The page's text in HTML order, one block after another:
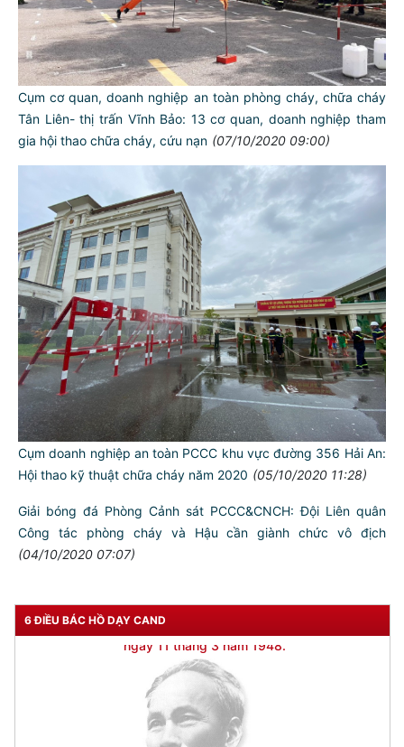
Cụm cơ quan, doanh nghiệp an toàn phòng cháy, chữa cháy
Tân Liên- thị trấn Vĩnh Bảo: 13 cơ quan, doanh nghiệp tham
gia hội thao chữa cháy, cứu nạn (07/10/2020 09:00)
Cụm doanh nghiệp an toàn PCCC khu vực đường 356 Hải An:
Hội thao kỹ thuật chữa cháy năm 2020 (05/10/2020 11:28)
Giải bóng đá Phòng Cảnh sát PCCC&CNCH: Đội Liên quân
Công tác phòng cháy và Hậu cần giành chức vô địch
(04/10/2020 07:07)
6 ĐIỀU BÁC HỒ DẠY CAND